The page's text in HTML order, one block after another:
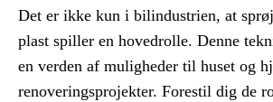
Det er ikke kun i bilindustrien, at
plast spiller en hovedrolle. Denne
en verden af muligheder til huset og
renoveringsprojekter. Forestil dig de